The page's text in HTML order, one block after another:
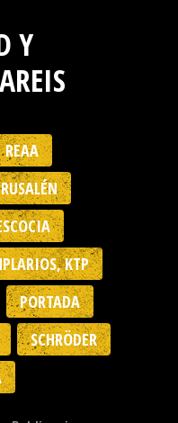
Y
REAA
KTP
PORTADA
SCHRÖDER